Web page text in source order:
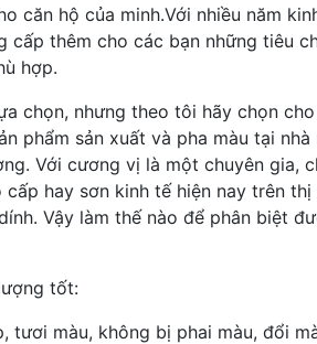
căn hộ của minh.Với nhiều năm
cấp thêm cho các bạn những tiêu
hợp.
chọn, nhưng theo tôi hãy chọn
phẩm sản xuất và pha màu tại
Với cương vị là một chuyên gia,
cấp hay sơn kinh tế hiện nay trên
Vậy làm thế nào để phân biệt
tốt:
tươi màu, không bị phai màu, đổi